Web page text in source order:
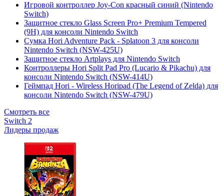
Игровой контроллер Joy-Con красный синий (Nintendo
Switch)
Защитное стекло Glass Screen Pro+ Premium Tempered
(9H) для консоли Nintendo Switch
Сумка Hori Adventure Pack - Splatoon 3 для консоли
Nintendo Switch (NSW-425U)
Защитное стекло Artplays для Nintendo Switch
Контроллеры Hori Split Pad Pro (Lucario & Pikachu) для
консоли Nintendo Switch (NSW-414U)
Геймпад Hori - Wireless Horipad (The Legend of Zelda) для
консоли Nintendo Switch (NSW-479U)
Смотреть все
Switch 2
Лидеры продаж